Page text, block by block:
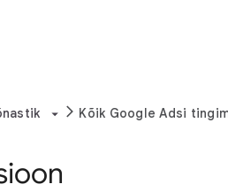
Kõik Google Adsi